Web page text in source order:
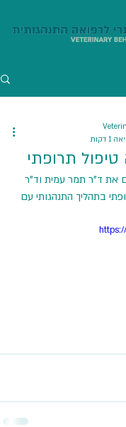
תרופתי
דקות
את ד"ר תמר עמית וד"ר
בתהליך התנהגותי עם